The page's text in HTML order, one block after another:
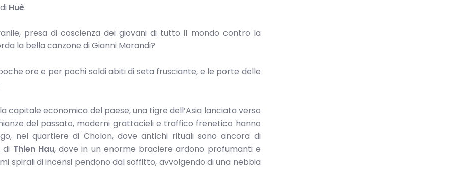
Huè.
presa di coscienza dei giovani di tutto il mondo contro la
la bella canzone di Gianni Morandi?
ore e per pochi soldi abiti di seta frusciante, e le porte delle
capitale economica del paese, una tigre dell’Asia lanciata verso
del passato, moderni grattacieli e traffico frenetico hanno
nel quartiere di Cholon, dove antichi rituali sono ancora di
Thien Hau, dove in un enorme braciere ardono profumanti e
spirali di incensi pendono dal soffitto, avvolgendo di una nebbia